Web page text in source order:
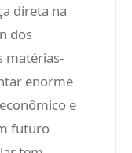
direta na
dos
matérias-
enorme
e
futuro